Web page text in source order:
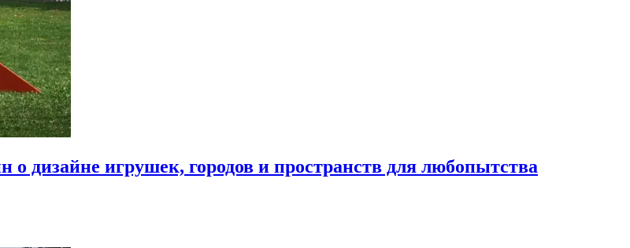
дизайне игрушек, городов и пространств для любопытства